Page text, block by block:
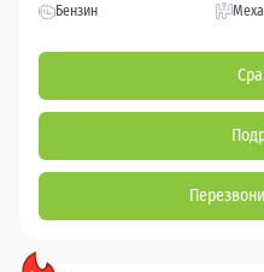
Бензин